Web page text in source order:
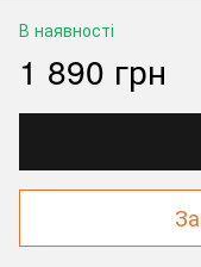
В наявності
1 890 грн